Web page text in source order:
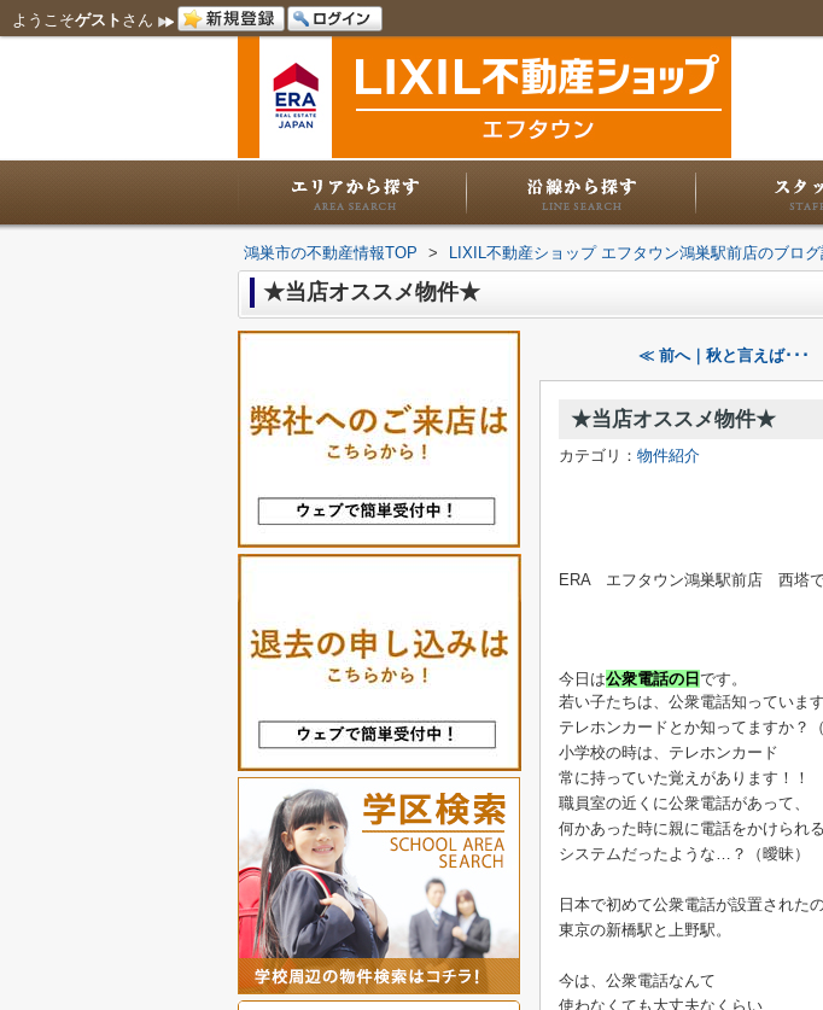
ようこそゲスト さん
鴻巣市の不動産情報TOP > LIXIL不動産ショップ エフタウン鴻巣駅前店のブロ
★当店オススメ物件★
≪ 前へ｜秋と言えば･･･
★当店オススメ物件★
カテゴリ： 物件紹介
ERA エフタウン鴻巣駅前店 西塔
今日は公衆電話の日 です。
若い子たちは、公衆電話知っていま
テレホンカードとか知ってますか？（
小学校の時は、テレホンカード
常に持っていた覚えがあります！！
職員室の近くに公衆電話があって、
何かあった時に親に電話をかけられる
システムだったような…？（曖昧）
日本で初めて公衆電話が設置された
東京の新橋駅と上野駅。
今は、公衆電話なんて
使わなくても大丈夫なくらい